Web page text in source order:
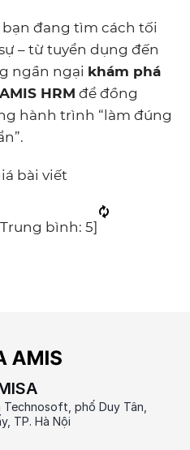
đang tìm cách tối
– từ tuyển dụng đến
ngần ngại khám phá
HRM để đồng
hành trình “làm đúng
bài viết
bình: 5]
phố Duy Tân,
TP. Hà Nội